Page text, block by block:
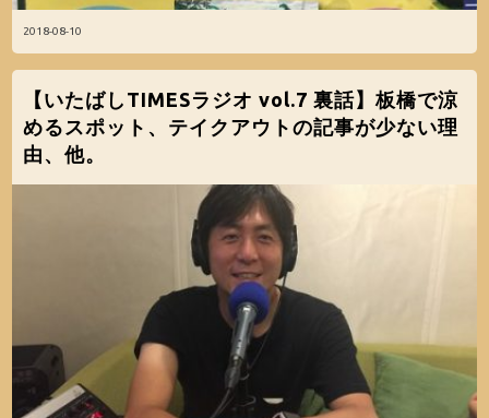
2018-08-10
【いたばしTIMESラジオ vol.7 裏話】板橋で涼
めるスポット、テイクアウトの記事が少ない理
由、他。